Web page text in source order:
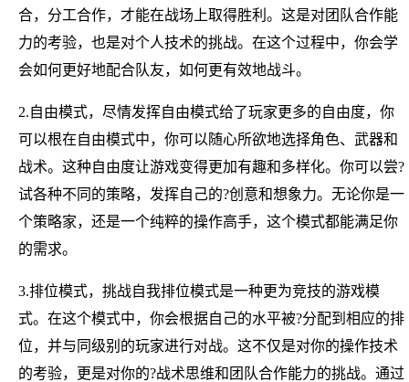
合，分工合作，才能在战场上取得胜利。这是对团队合作能
力的考验，也是对个人技术的挑战。在这个过程中，你会学
会如何更好地配合队友，如何更有效地战斗。
2.自由模式，尽情发挥自由模式给了玩家更多的自由度，你
可以根在自由模式中，你可以随心所欲地选择角色、武器和
战术。这种自由度让游戏变得更加有趣和多样化。你可以尝?
试各种不同的策略，发挥自己的?创意和想象力。无论你是一
个策略家，还是一个纯粹的操作高手，这个模式都能满足你
的需求。
3.排位模式，挑战自我排位模式是一种更为竞技的游戏模
式。在这个模式中，你会根据自己的水平被?分配到相应的排
位，并与同级别的玩家进行对战。这不仅是对你的操作技术
的考验，更是对你的?战术思维和团队合作能力的挑战。通过